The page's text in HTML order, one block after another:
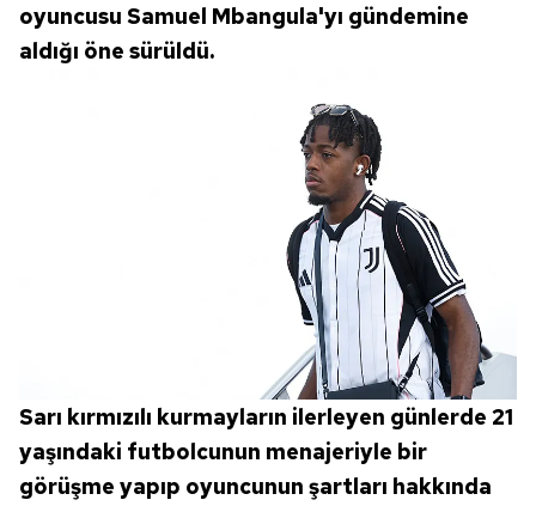
oyuncusu Samuel Mbangula'yı gündemine
aldığı öne sürüldü.
Sarı kırmızılı kurmayların ilerleyen günlerde 21
yaşındaki futbolcunun menajeriyle bir
görüşme yapıp oyuncunun şartları hakkında